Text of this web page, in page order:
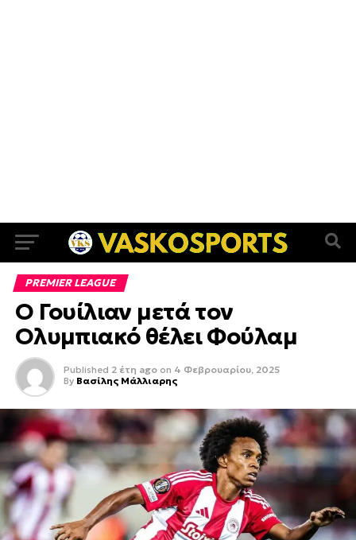
PREMIER LEAGUE
Ο Γουίλιαν μετά τον
Ολυμπιακό θέλει Φούλαμ
Published 2 έτη ago on 4 Φεβρουαρίου, 2025
By Βασίλης Μάλλιαρης